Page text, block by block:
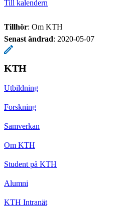
Till kalendern
Tillhör: Om KTH
Senast ändrad: 2020-05-07
KTH
Utbildning
Forskning
Samverkan
Om KTH
Student på KTH
Alumni
KTH Intranät